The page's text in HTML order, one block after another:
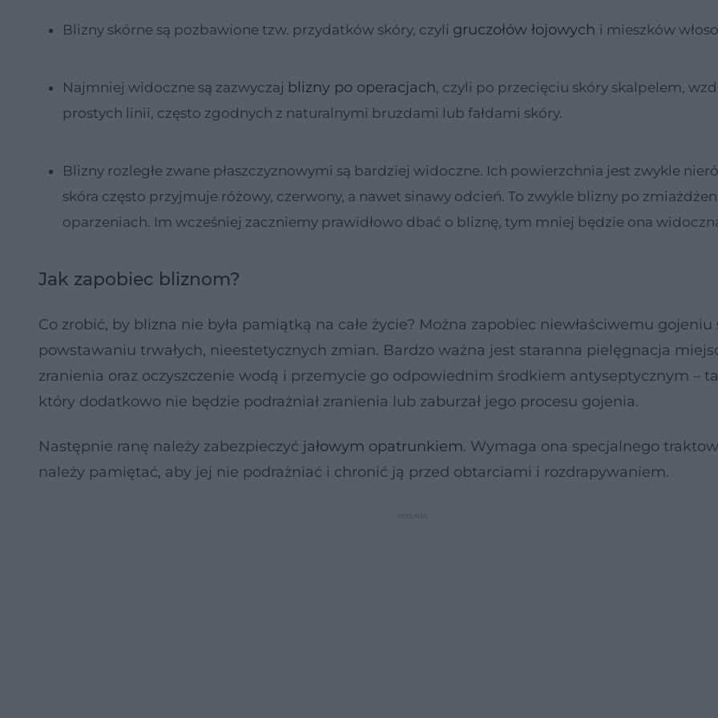
Blizny skórne są pozbawione tzw. przydatków skóry, czyli gruczołów łojowych i mieszków
Najmniej widoczne są zazwyczaj blizny po operacjach, czyli po przecięciu skóry skalpelem,
prostych linii, często zgodnych z naturalnymi bruzdami lub fałdami skóry.
Blizny rozległe zwane płaszczyznowymi są bardziej widoczne. Ich powierzchnia jest zwykle
skóra często przyjmuje różowy, czerwony, a nawet sinawy odcień. To zwykle blizny po
oparzeniach. Im wcześniej zaczniemy prawidłowo dbać o bliznę, tym mniej będzie ona
Jak zapobiec bliznom?
Co zrobić, by blizna nie była pamiątką na całe życie? Można zapobiec niewłaściwemu gojeniu
powstawaniu trwałych, nieestetycznych zmian. Bardzo ważna jest staranna pielęgnacja
zranienia oraz oczyszczenie wodą i przemycie go odpowiednim środkiem antyseptycznym –
który dodatkowo nie będzie podrażniał zranienia lub zaburzał jego procesu gojenia.
Następnie ranę należy zabezpieczyć jałowym opatrunkiem. Wymaga ona specjalnego
należy pamiętać, aby jej nie podrażniać i chronić ją przed obtarciami i rozdrapywaniem.